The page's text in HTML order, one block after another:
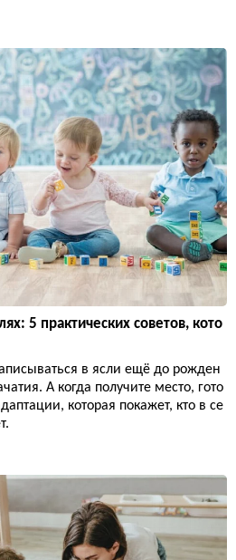
5 практических советов, кото
в ясли ещё до рожден
А когда получите место, гото
которая покажет, кто в се